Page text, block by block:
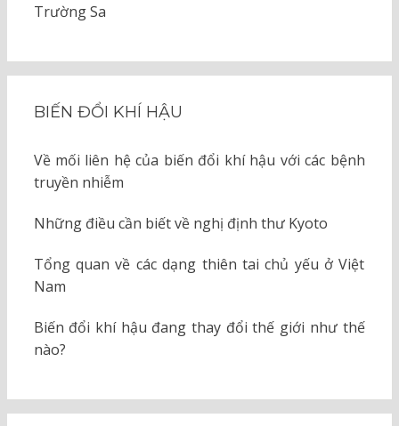
Trường Sa
BIẾN ĐỔI KHÍ HẬU
Về mối liên hệ của biến đổi khí hậu với các bệnh
truyền nhiễm
Những điều cần biết về nghị định thư Kyoto
Tổng quan về các dạng thiên tai chủ yếu ở Việt
Nam
Biến đổi khí hậu đang thay đổi thế giới như thế
nào?